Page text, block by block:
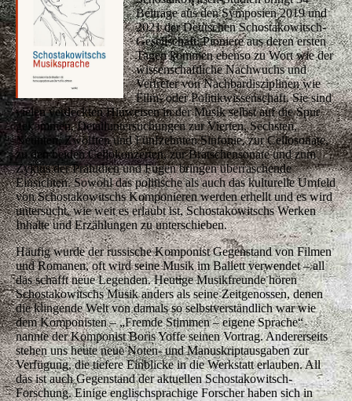
Beiträge aus den Symposien 2019 und
2021 der Deutschen Schostakowitsch-
Gesellschaft. Pioniere aus deren ersten
Tagen kommen ebenso zu Wort wie der
wissenschaftliche Nachwuchs und
Vertreter von Nachbardisziplinen wie
Film- oder Politikwissenschaft. Sie sind
vielen verdeckten Hinweisen in der Musik selbst auf die Spur
gekommen. Detailuntersuchungen zur Vierten, Sechsten,
Neunten, Zwölften und Fünfzehnten Sinfonie, zur Cellosonate,
zu den beiden Cellokonzerten, zur Bratschensonate und zum
Zyklus der Präludien und Fugen bringen überraschende
Einsichten. Sowohl das politische als auch das kulturelle Umfeld
von Schostakowitschs Komponieren werden erhellt und es wird
untersucht, wie weit es erlaubt ist, Schostakowitschs Werken
Inhalte und Erzählungen zu unterschieben.
Häufig wurde der russische Komponist Gegenstand von Filmen
und Romanen, oft wird seine Musik im Ballett verwendet – all
das schafft neue Legenden. Heutige Musikfreunde hören
Schostakowitschs Musik anders als seine Zeitgenossen, denen
die klingende Welt von damals so selbstverständlich war wie
dem Komponisten – „Fremde Stimmen – eigene Sprache“
nannte der Komponist Boris Yoffe seinen Vortrag. Andererseits
stehen uns heute neue Noten- und Manuskriptausgaben zur
Verfügung, die tiefere Einblicke in die Werkstatt erlauben. All
das ist auch Gegenstand der aktuellen Schostakowitsch-
Forschung. Einige englischsprachige Forscher haben sich in